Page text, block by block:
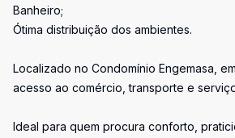
Banheiro;
Ótima distribuição dos ambientes.
Localizado no Condomínio Engemasa,
acesso ao comércio, transporte e
Ideal para quem procura conforto,